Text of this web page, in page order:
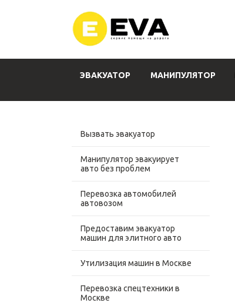
ЭВАКУАТОР МАНИПУЛЯТОР
Вызвать эвакуатор
Манипулятор эвакуирует
авто без проблем
Перевозка автомобилей
автовозом
Предоставим эвакуатор
машин для элитного авто
Утилизация машин в Москве
Перевозка спецтехники в
Москве